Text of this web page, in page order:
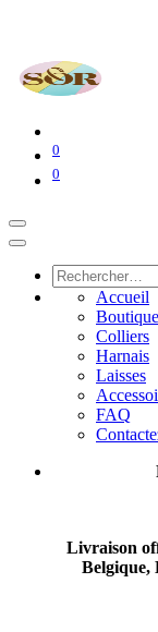
0
0
Accueil
Boutique
Colliers
Harnais
Laisses
FAQ
Livraison
Belgique,